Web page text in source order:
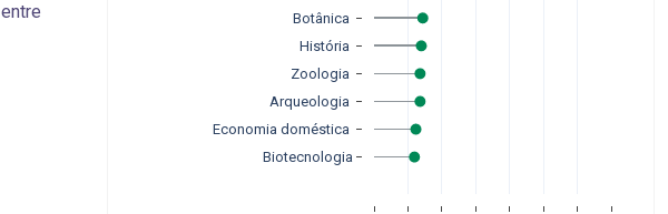
Biotecnologia
Economia doméstica
Arqueologia
Zoologia
História
Botânica